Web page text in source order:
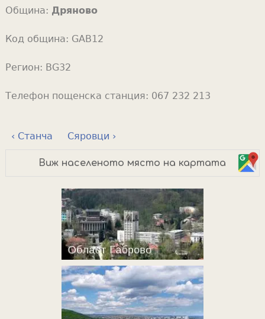
Община: Дряново
Код община: GAB12
Регион: BG32
Телефон пощенска станция: 067 232 213
‹ Станча Сяровци ›
Виж населеното място на картата